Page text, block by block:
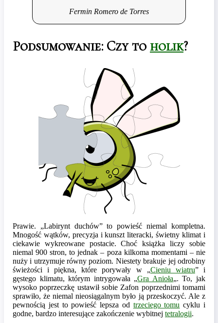
Fermin Romero de Torres
Podsumowanie: Czy toholik?
Prawie. „Labirynt duchów” to powieść niemal kompletna.
Mnogość wątków, precyzja i kunszt literacki, świetny klimat i
ciekawie wykreowane postacie. Choć książka liczy sobie
niemal 900 stron, to jednak – poza kilkoma momentami – nie
nuży i utrzymuje równy poziom. Niestety brakuje jej odrobiny
świeżości i piękna, które porywały w „Cieniu wiatru” i
gęstego klimatu, którym intrygowała „Gra Anioła„. To, jak
wysoko poprzeczkę ustawił sobie Zafon poprzednimi tomami
sprawiło, że niemal nieosiągalnym było ją przeskoczyć. Ale z
pewnością jest to powieść lepsza od trzeciego tomu cyklu i
godne, bardzo interesujące zakończenie wybitnej tetralogii.